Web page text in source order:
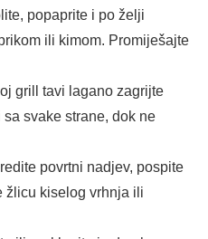
popaprite i po želji
ili kimom. Promiješajte
grill tavi lagano zagrijte
svake strane, dok ne
povrtni nadjev, pospite
žlicu kiselog vrhnja ili